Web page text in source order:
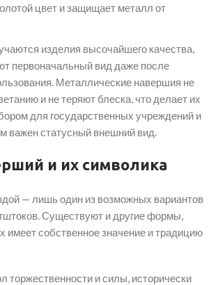
цвет и защищает металл от
изделия высочайшего качества,
первоначальный вид даже после
Металлические навершия не
и не теряют блеска, что делает их
для государственных учреждений и
важен статусный внешний вид.
и их символика
— лишь один из возможных вариантов
Существуют и другие формы,
имеет собственное значение и традицию
торжественности и силы, исторически